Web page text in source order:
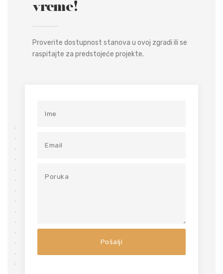
vreme!
Proverite dostupnost stanova u ovoj zgradi ili se
raspitajte za predstojeće projekte.